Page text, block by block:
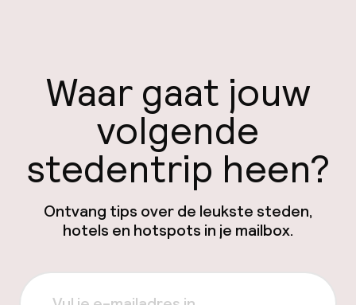
Waar gaat jouw
volgende
stedentrip heen?
Ontvang tips over de leukste steden,
hotels en hotspots in je mailbox.